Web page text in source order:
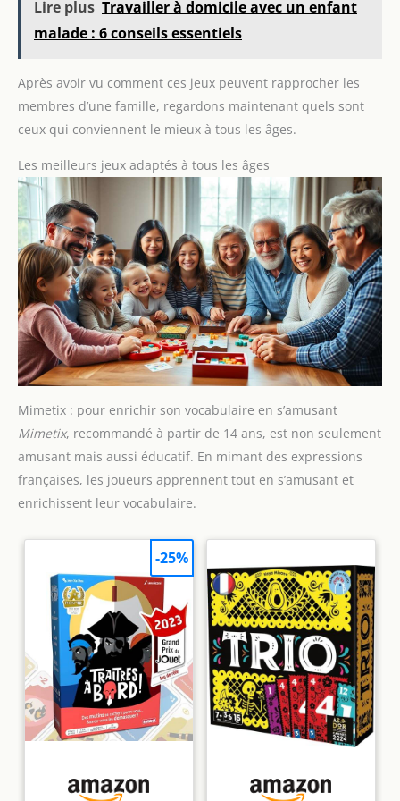
Lire plus Travailler à domicile avec un enfant
malade : 6 conseils essentiels
Après avoir vu comment ces jeux peuvent rapprocher les
membres d’une famille, regardons maintenant quels sont
ceux qui conviennent le mieux à tous les âges.
Les meilleurs jeux adaptés à tous les âges
Mimetix : pour enrichir son vocabulaire en s’amusant
Mimetix, recommandé à partir de 14 ans, est non seulement
amusant mais aussi éducatif. En mimant des expressions
françaises, les joueurs apprennent tout en s’amusant et
enrichissent leur vocabulaire.
-25%